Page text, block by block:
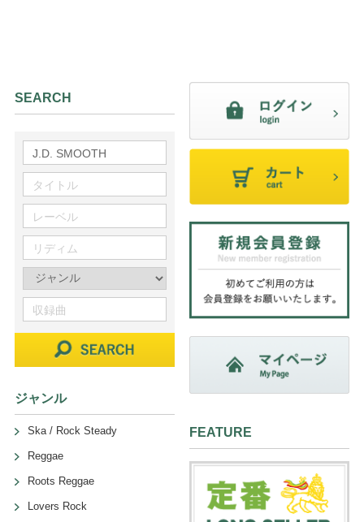
SEARCH
ジャンル
Ska / Rock Steady
Reggae
Roots Reggae
Lovers Rock
FEATURE